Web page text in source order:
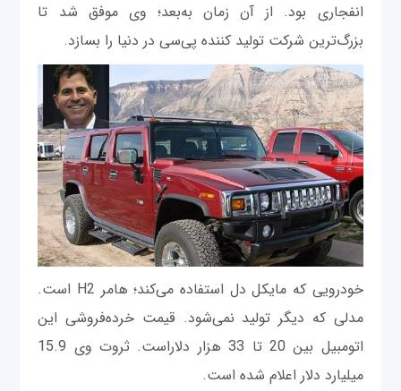
انفجاری بود. از آن زمان به‌بعد؛ وی موفق شد تا
بزرگ‌ترین شرکت تولید کننده پی‌سی در دنیا را بسازد.
خودرویی که مایکل دل استفاده می‌کند؛ هامر H2 است.
مدلی که دیگر تولید نمی‌شود. قیمت خرده‌فروشی این
اتومبیل بین 20 تا 33 هزار دلاراست. ثروت وی 15.9
میلیارد دلار اعلام شده است.